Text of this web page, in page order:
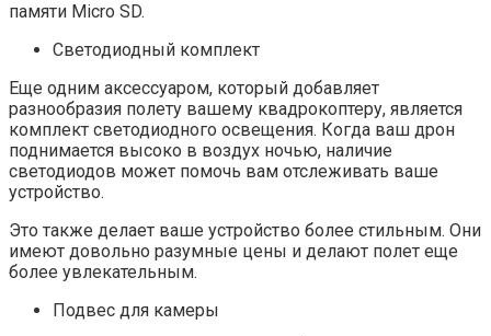
памяти Micro SD.
Светодиодный комплект
Еще одним аксессуаром, который добавляет
разнообразия полету вашему квадрокоптеру, является
комплект светодиодного освещения. Когда ваш дрон
поднимается высоко в воздух ночью, наличие
светодиодов может помочь вам отслеживать ваше
устройство.
Это также делает ваше устройство более стильным. Они
имеют довольно разумные цены и делают полет еще
более увлекательным.
Подвес для камеры